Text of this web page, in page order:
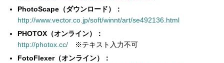
PhotoScape（ダウンロード）：
http://www.vector.co.jp/soft/winnt/art/se492136.html
PHOTOX（オンライン）：
http://photox.cc/ ※テキスト入力不可
FotoFlexer（オンライン）：